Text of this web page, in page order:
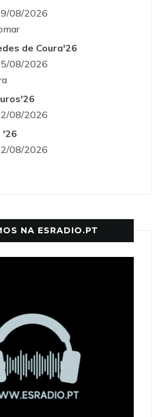
08/2026
de Coura'26
08/2026
08/2026
'26
08/2026
NA ESRADIO.PT